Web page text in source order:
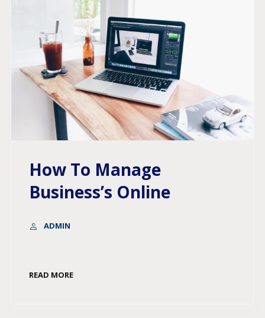
How To Manage
Business’s Online
ADMIN
READ MORE